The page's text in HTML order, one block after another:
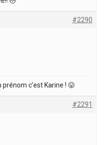
#2290
c’est Karine ! 😛
#2291